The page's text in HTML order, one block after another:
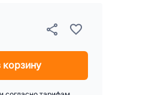
корзину